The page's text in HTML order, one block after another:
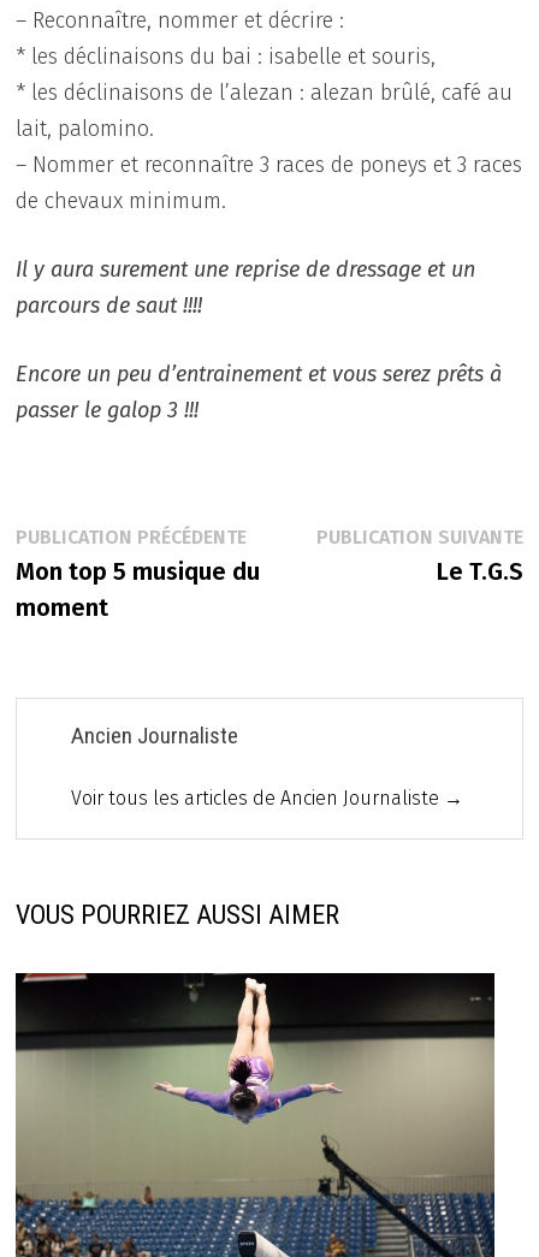
– Reconnaître, nommer et décrire :
* les déclinaisons du bai : isabelle et souris,
* les déclinaisons de l’alezan : alezan brûlé, café au
lait, palomino.
– Nommer et reconnaître 3 races de poneys et 3 races
de chevaux minimum.
Il y aura surement une reprise de dressage et un
parcours de saut !!!!
Encore un peu d’entrainement et vous serez prêts à
passer le galop 3 !!!
Navigation
de
PUBLICATION PRÉCÉDENTEPublication
précédente :
Mon top 5 musique du
moment
PUBLICATION SUIVANTE
Le T.G.S
Ancien Journaliste
Voir tous les articles de Ancien Journaliste →
VOUS POURRIEZ AUSSI AIMER